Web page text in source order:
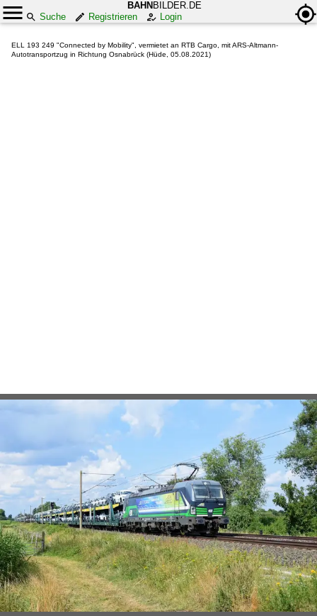
BAHN BILDER.DE
Suche
Registrieren Login
ELL 193 249 "Connected by Mobility", vermietet an RTB Cargo, mit ARS-Altmann-
Autotransportzug in Richtung Osnabrück (Hüde, 05.08.2021)